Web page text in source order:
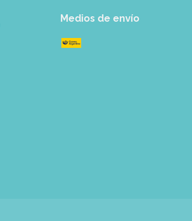
Medios de envío